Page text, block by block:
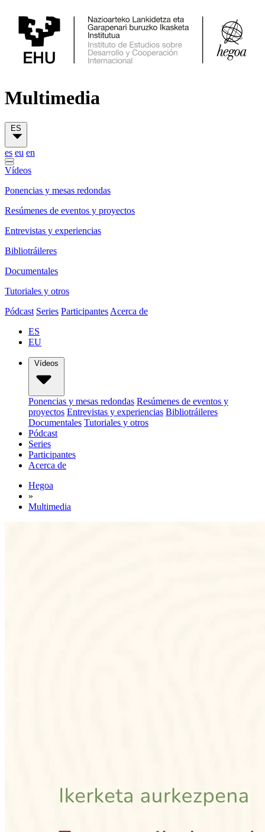
Multimedia
ES
es eu en
Vídeos
Ponencias y mesas redondas
Resúmenes de eventos y proyectos
Entrevistas y experiencias
Bibliotráileres
Documentales
Tutoriales y otros
Pódcast Series Participantes Acerca de
ES
EU
Vídeos
Ponencias y mesas redondas Resúmenes de eventos y
proyectos Entrevistas y experiencias Bibliotráileres
Documentales Tutoriales y otros
Pódcast
Series
Participantes
Acerca de
Hegoa
»
Multimedia